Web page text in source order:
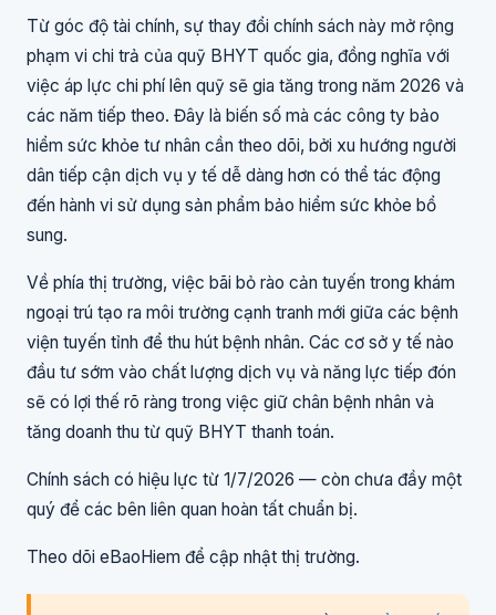
Từ góc độ tài chính, sự thay đổi chính sách này mở rộng
phạm vi chi trả của quỹ BHYT quốc gia, đồng nghĩa với
việc áp lực chi phí lên quỹ sẽ gia tăng trong năm 2026 và
các năm tiếp theo. Đây là biến số mà các công ty bảo
hiểm sức khỏe tư nhân cần theo dõi, bởi xu hướng người
dân tiếp cận dịch vụ y tế dễ dàng hơn có thể tác động
đến hành vi sử dụng sản phẩm bảo hiểm sức khỏe bổ
sung.
Về phía thị trường, việc bãi bỏ rào cản tuyến trong khám
ngoại trú tạo ra môi trường cạnh tranh mới giữa các bệnh
viện tuyến tỉnh để thu hút bệnh nhân. Các cơ sở y tế nào
đầu tư sớm vào chất lượng dịch vụ và năng lực tiếp đón
sẽ có lợi thế rõ ràng trong việc giữ chân bệnh nhân và
tăng doanh thu từ quỹ BHYT thanh toán.
Chính sách có hiệu lực từ 1/7/2026 — còn chưa đầy một
quý để các bên liên quan hoàn tất chuẩn bị.
Theo dõi eBaoHiem để cập nhật thị trường.